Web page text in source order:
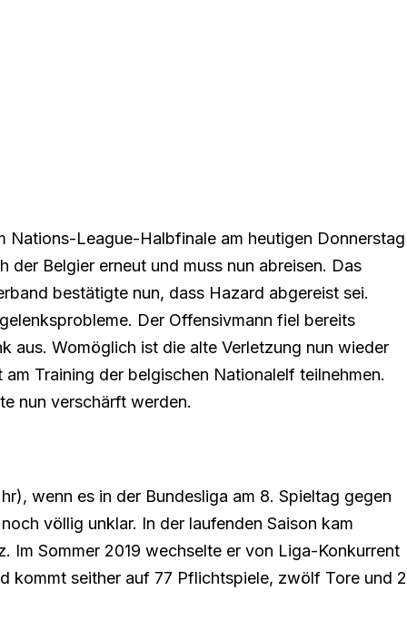
League-Halbfinale am heutigen Donnerstag
Belgier erneut und muss nun abreisen. Das
bestätigte nun, dass Hazard abgereist sei.
Der Offensivmann fiel bereits
aus. Womöglich ist die alte Verletzung nun wieder
Training der belgischen Nationalelf teilnehmen.
nun verschärft werden.
wenn es in der Bundesliga am 8. Spieltag gegen
völlig unklar. In der laufenden Saison kam
Im Sommer 2019 wechselte er von Liga-Konkurrent
kommt seither auf 77 Pflichtspiele, zwölf Tore und